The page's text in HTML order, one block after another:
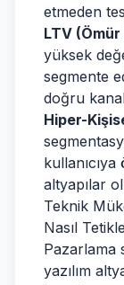
etmeden
LTV
yüksek
segmente
doğru
Hiper-
altyapılar
Teknik
Nasıl
Pazarlama
yazılım